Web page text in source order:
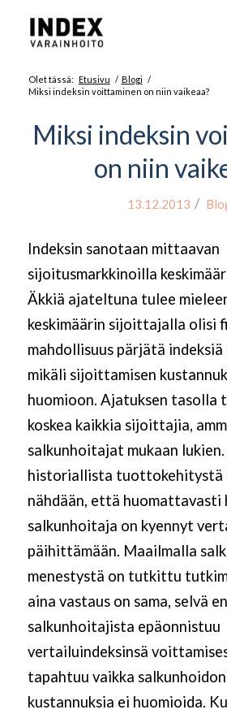
Olet tässä: Etusivu / Blogi /
Miksi indeksin voittaminen on niin vaikeaa?
Miksi indeksin
on niin
13.12.2013 /
Indeksin sanotaan mittaavan
sijoitusmarkkinoilla
Äkkiä ajateltuna tulee
keskimäärin sijoittajalla
mahdollisuus pärjätä indeksiä
mikäli sijoittamisen
huomioon. Ajatuksen tasolla
koskea kaikkia sijoittajia,
salkunhoitajat mukaan
historiallista tuottokehitystä
nähdään, että huomattavasti
salkunhoitaja on kyennyt
päihittämään. Maailmalla
menestystä on tutkittu
aina vastaus on sama, selvä
salkunhoitajista epäonnistuu
vertailuindeksinsä
tapahtuu vaikka
kustannuksia ei huomioida.